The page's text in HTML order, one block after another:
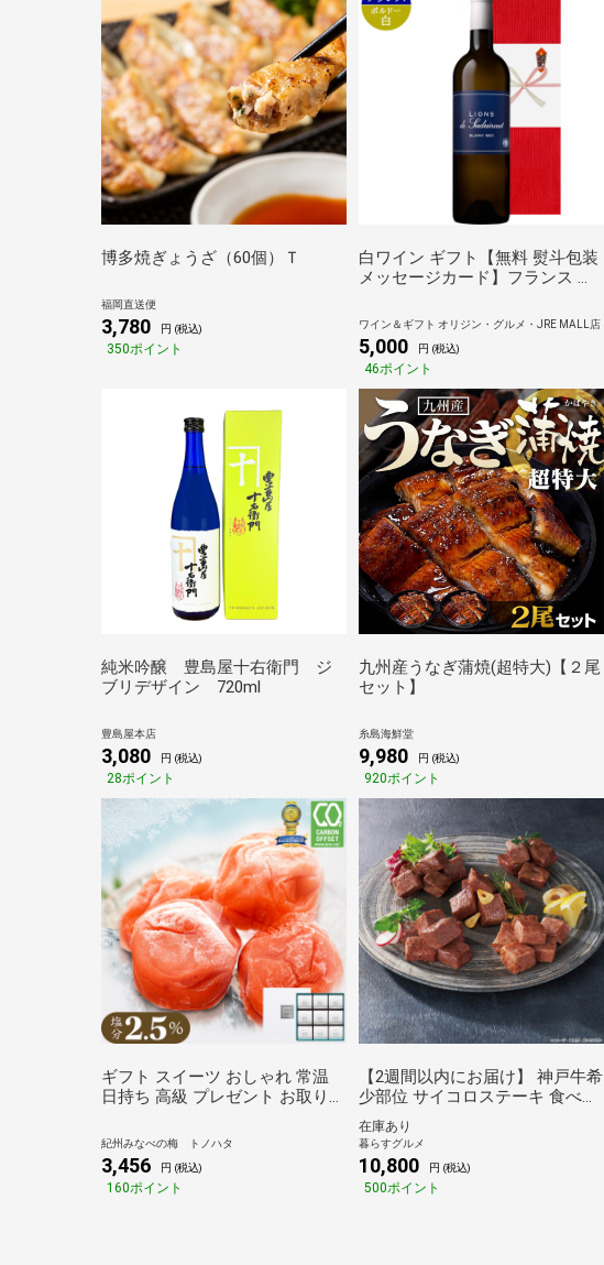
博多焼ぎょうざ（60個）Ｔ
福岡直送便
3,780 円 (税込)
350ポイント
白ワイン ギフト【無料 熨斗包装
メッセージカード】フランス ボ
リュ シャトー・スデュイロー 白
辛口 750ml おしゃれ お酒 プギフ
ト箱付 内祝い お返し 誕生日 結
婚祝い 女性 男性 退職祝 送料無
料
ワイン＆ギフト オリジン・グルメ・JRE MALL店
5,000 円 (税込)
46ポイント
純米吟醸 豊島屋十右衛門 ジ
ブリデザイン 720ml
豊島屋本店
3,080 円 (税込)
28ポイント
九州産うなぎ蒲焼(超特大)【２尾
セット】
糸島海鮮堂
9,980 円 (税込)
920ポイント
ギフト スイーツ おしゃれ 常温
日持ち 高級 プレゼント お取り寄
受賞 紀州南高梅 アイス梅 9粒入
おすすめ 珍しい 女性 男性 子ど
も 人気 誕生日 熨斗 名入れ お歳
暮 冬 お中元 夏 母の日 父の日 敬
紀州みなべの梅 トノハタ
3,456 円 (税込)
160ポイント
【2週間以内にお届け】 神戸牛希
少部位 サイコロステーキ 食べ比
べセット（ざぶとん・ロース・
いちぼ・らむしん・赤身 各80g
計400ｇ）[送料無料※沖縄離島不
可] [代引き不可]ギフト 倉庫C
在庫あり
暮らすグルメ
10,800 円 (税込)
500ポイント